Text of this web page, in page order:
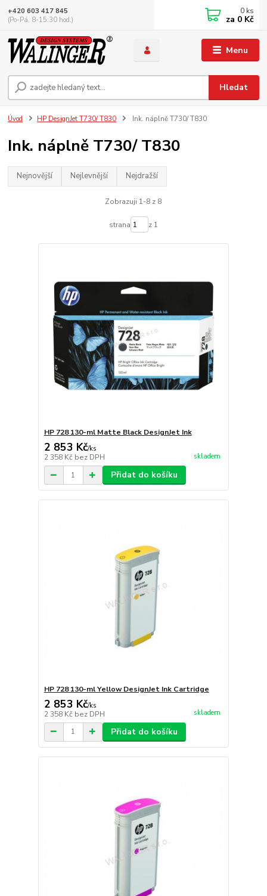
Menu
Hledat
+420 603 417 845
(Po-Pá, 8-15:30 hod.)
0 ks
za 0 Kč
Úvod HP DesignJet T730/ T830 Ink. náplně T730/ T830
Ink. náplně T730/ T830
Nejnovější Nejlevnější Nejdražší
Zobrazuji 1-8 z 8
strana z 1
HP 728 130-ml Matte Black DesignJet Ink
2 853 Kč/ks
2 358 Kč bez DPH skladem
Přidat do košíku
HP 728 130-ml Yellow DesignJet Ink Cartridge
2 853 Kč/ks
2 358 Kč bez DPH skladem
Přidat do košíku